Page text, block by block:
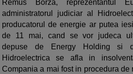
Remus Borza, reprezentantul
administratorul judiciar al
producatorul de energie ar putea
de 11 mai, cand se vor judeca
depuse de Energy Holding si
Hidroelectrica se afla in
Compania a mai fost in procedura